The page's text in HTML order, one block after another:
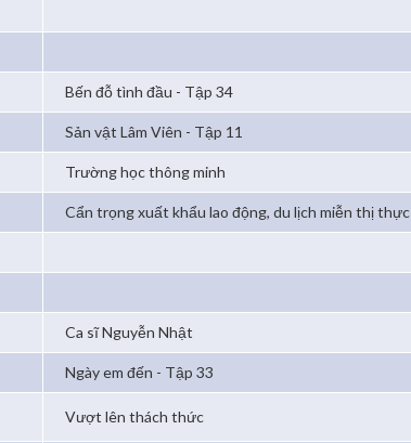
Bến đỗ tình đầu - Tập 34
Sản vật Lâm Viên - Tập 11
Trường học thông minh
Cẩn trọng xuất khẩu lao động, du lịch miễn thị thực
Ca sĩ Nguyễn Nhật
Ngày em đến - Tập 33
Vượt lên thách thức